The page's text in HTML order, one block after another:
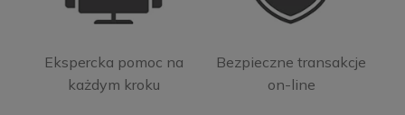
Ekspercka pomoc na
każdym kroku
Bezpieczne transakcje
on-line